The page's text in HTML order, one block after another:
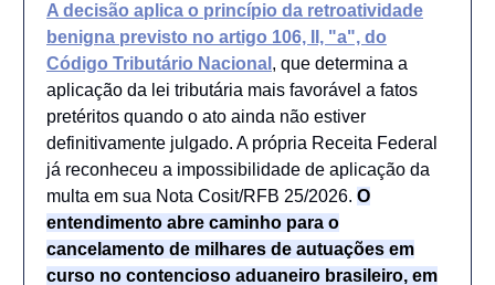
A decisão aplica o princípio da retroatividade
benigna previsto no artigo 106, II, "a", do
Código Tributário Nacional , que determina a
aplicação da lei tributária mais favorável a fatos
pretéritos quando o ato ainda não estiver
definitivamente julgado. A própria Receita Federal
já reconheceu a impossibilidade de aplicação da
multa em sua Nota Cosit/RFB 25/2026. O
entendimento abre caminho para o
cancelamento de milhares de autuações em
curso no contencioso aduaneiro brasileiro, em